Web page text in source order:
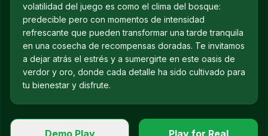
volatilidad del juego es como el clima del bosque:
predecible pero con momentos de intensidad
refrescante que pueden transformar una tarde tranquila
en una cosecha de recompensas doradas. Te invitamos
a dejar atrás el estrés y a sumergirte en este oasis de
verdor y oro, donde cada detalle ha sido cultivado para
tu bienestar y disfrute.
Demo Play Play for Real